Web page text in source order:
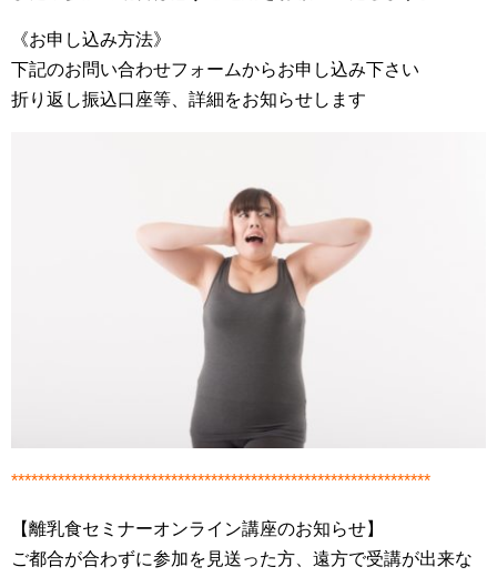
《お申し込み方法》
下記のお問い合わせフォームからお申し込み下さい
折り返し振込口座等、詳細をお知らせします
***************************************************************
【離乳食セミナーオンライン講座のお知らせ】
ご都合が合わずに参加を見送った方、遠方で受講が出来な